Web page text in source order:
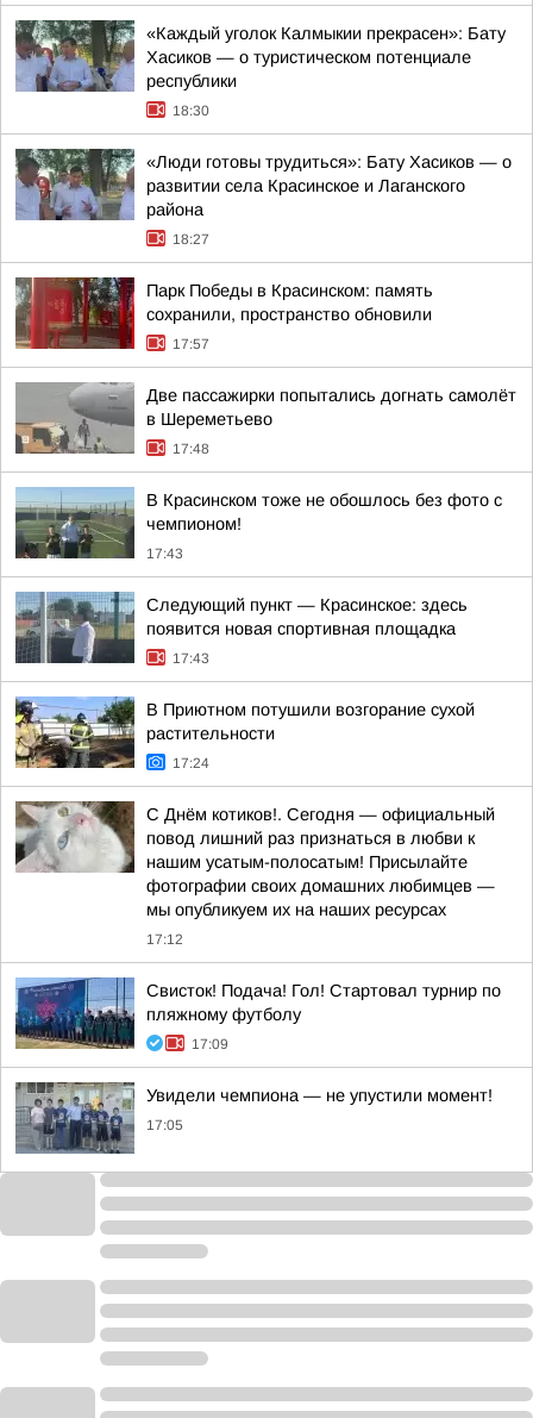
«Каждый уголок Калмыкии прекрасен»: Бату
Хасиков — о туристическом потенциале
республики
18:30
«Люди готовы трудиться»: Бату Хасиков — о
развитии села Красинское и Лаганского
района
18:27
Парк Победы в Красинском: память
сохранили, пространство обновили
17:57
Две пассажирки попытались догнать самолёт
в Шереметьево
17:48
В Красинском тоже не обошлось без фото с
чемпионом!
17:43
Следующий пункт — Красинское: здесь
появится новая спортивная площадка
17:43
В Приютном потушили возгорание сухой
растительности
17:24
С Днём котиков!. Сегодня — официальный
повод лишний раз признаться в любви к
нашим усатым-полосатым! Присылайте
фотографии своих домашних любимцев —
мы опубликуем их на наших ресурсах
17:12
Свисток! Подача! Гол! Стартовал турнир по
пляжному футболу
17:09
Увидели чемпиона — не упустили момент!
17:05